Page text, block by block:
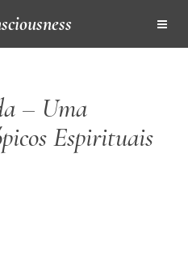
– Uma
Espirituais